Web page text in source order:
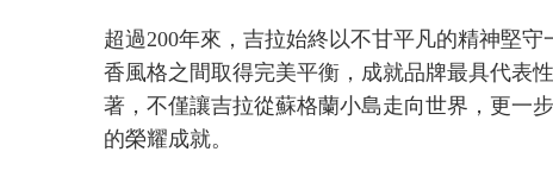
超過200年來，吉拉始終以不甘平凡的精神堅
香風格之間取得完美平衡，成就品牌最具代表
著，不僅讓吉拉從蘇格蘭小島走向世界，更一
的榮耀成就。